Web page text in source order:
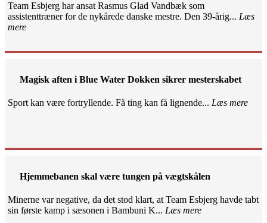
Team Esbjerg har ansat Rasmus Glad Vandbæk som
assistenttræner for de nykårede danske mestre. Den 39-årig... Læs
mere
Magisk aften i Blue Water Dokken sikrer mesterskabet
Sport kan være fortryllende. Få ting kan få lignende... Læs mere
Hjemmebanen skal være tungen på vægtskålen
Minerne var negative, da det stod klart, at Team Esbjerg havde tabt
sin første kamp i sæsonen i Bambuni K... Læs mere